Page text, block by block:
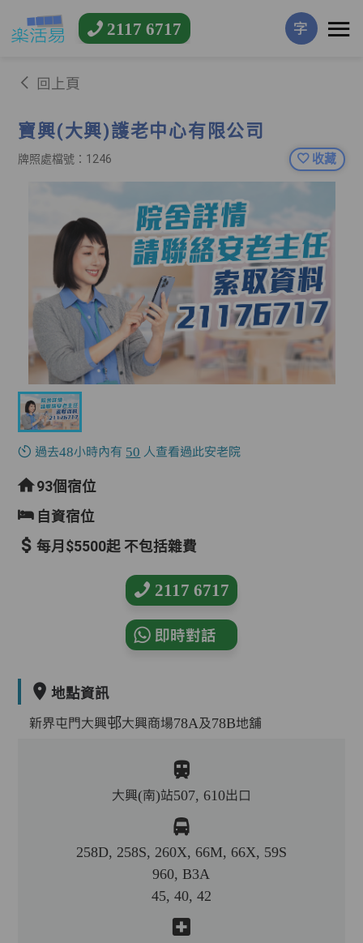
2117 6717 字
回上頁
寶興(大興)護老中心有限公司
牌照處檔號：1246 收藏
過去48小時內有 50 人查看過此安老院
93個宿位
自資宿位
每月$5500起 不包括雜費
2117 6717
即時對話
地點資訊
新界屯門大興邨大興商場78A及78B地舖
大興(南)站507, 610出口
258D, 258S, 260X, 66M, 66X, 59S
960, B3A
45, 40, 42